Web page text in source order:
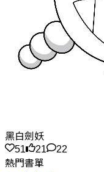
黑白劍妖
51
21
22
熱門書單